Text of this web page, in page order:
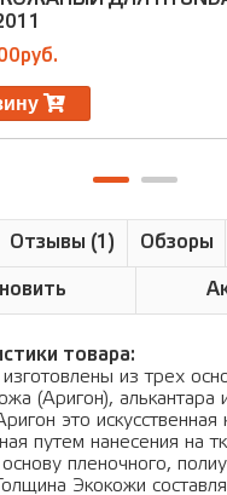
Отзывы (1) Обзоры
товара:
из трех
(Аригон),
это искусственная
путем нанесения на
пленочного,
Экокожи